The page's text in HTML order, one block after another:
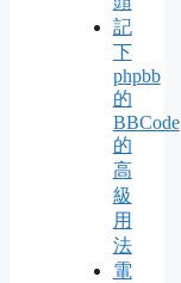
記
下
phpbb
的
BBCode
的
高
級
用
法
電